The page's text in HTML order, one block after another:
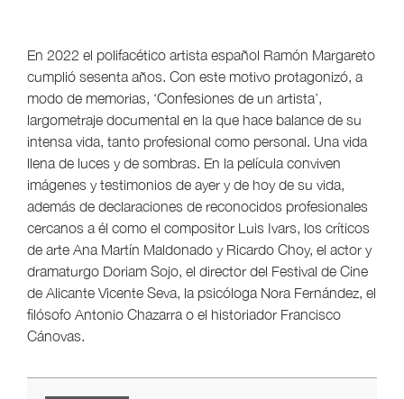
En 2022 el polifacético artista español Ramón Margareto
cumplió sesenta años. Con este motivo protagonizó, a
modo de memorias, ‘Confesiones de un artista’,
largometraje documental en la que hace balance de su
intensa vida, tanto profesional como personal. Una vida
llena de luces y de sombras. En la película conviven
imágenes y testimonios de ayer y de hoy de su vida,
además de declaraciones de reconocidos profesionales
cercanos a él como el compositor Luis Ivars, los críticos
de arte Ana Martín Maldonado y Ricardo Choy, el actor y
dramaturgo Doriam Sojo, el director del Festival de Cine
de Alicante Vicente Seva, la psicóloga Nora Fernández, el
filósofo Antonio Chazarra o el historiador Francisco
Cánovas.